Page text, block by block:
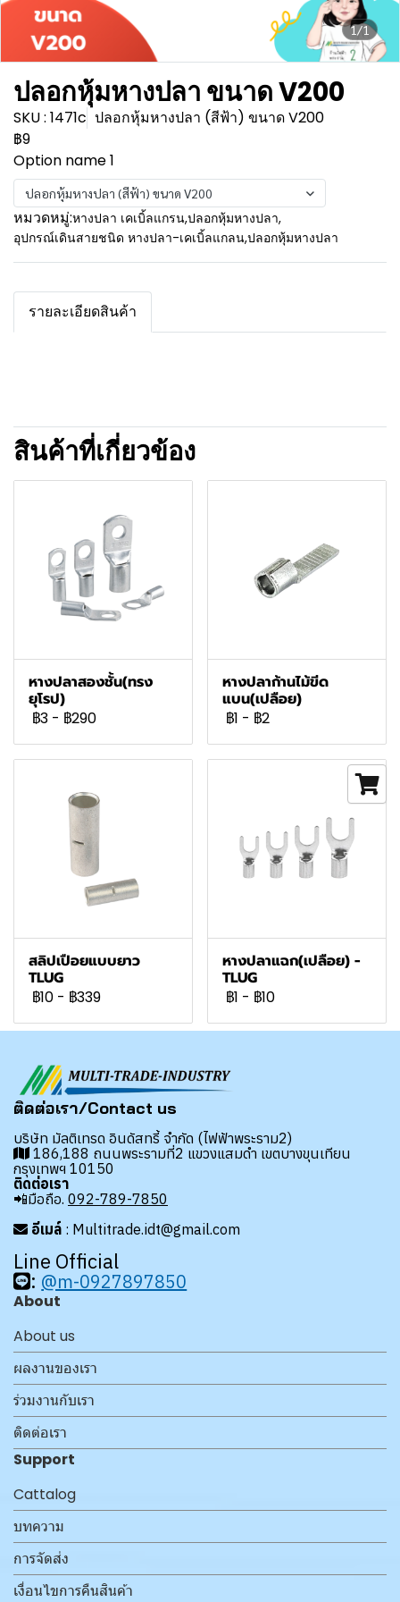
1/1
ปลอกหุ้มหางปลา ขนาด V200
SKU : 1471c ปลอกหุ้มหางปลา (สีฟ้า) ขนาด V200
฿9
Option name 1
ปลอกหุ้มหางปลา (สีฟ้า) ขนาด V200
หมวดหมู่:หางปลา เคเบิ้ลแกรน,ปลอกหุ้มหางปลา,
อุปกรณ์เดินสายชนิด หางปลา-เคเบิ้ลแกลน,ปลอกหุ้มหางปลา
รายละเอียดสินค้า
สินค้าที่เกี่ยวข้อง
หางปลาสองชั้น(ทรง
ยุโรป)
฿3 - ฿290
หางปลาก้านไม้ขีด
แบน(เปลือย)
฿1 - ฿2
สลิปเปือยแบบยาว
TLUG
฿10 - ฿339
หางปลาแฉก(เปลือย) -
TLUG
฿1 - ฿10
ติดต่อเรา/Contact us
บริษัท มัลติเทรด อินดัสทรี้ จำกัด (ไฟฟ้าพระราม2)
186,188 ถนนพระรามที่2 แขวงแสมดำ เขตบางขุนเทียน
กรุงเทพฯ 10150
ติดต่อเรา
📲มือถือ. 092-789-7850
อีเมล์ : Multitrade.idt@gmail.com
Line Official
: @m-0927897850
About
About us
ผลงานของเรา
ร่วมงานกับเรา
ติดต่อเรา
Support
Cattalog
บทความ
การจัดส่ง
เงื่อนไขการคืนสินค้า